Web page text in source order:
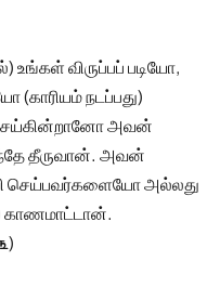
உங்கள் விருப்பப் படியோ,
(காரியம் நடப்பது)
அவன்
தீருவான். அவன்
செய்பவர்களையோ அல்லது
காணமாட்டான்.
)